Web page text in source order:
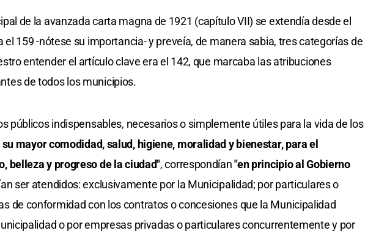
de la avanzada carta magna de 1921 (capítulo VII) se extendía desde el
el 159 -nótese su importancia- y preveía, de manera sabia, tres categorías de
entender el artículo clave era el 142, que marcaba las atribuciones
de todos los municipios.
públicos indispensables, necesarios o simplemente útiles para la vida de los
mayor comodidad, salud, higiene, moralidad y bienestar, para el
belleza y progreso de la ciudad", correspondían"en principio al Gobierno
ser atendidos: exclusivamente por la Municipalidad; por particulares o
de conformidad con los contratos o concesiones que la Municipalidad
o por empresas privadas o particulares concurrentemente y por